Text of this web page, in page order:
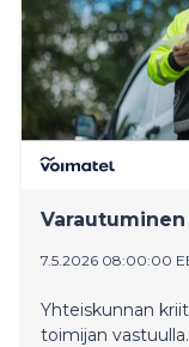
7.5.2026 08:00:00
Yhteiskunnan
toimijan